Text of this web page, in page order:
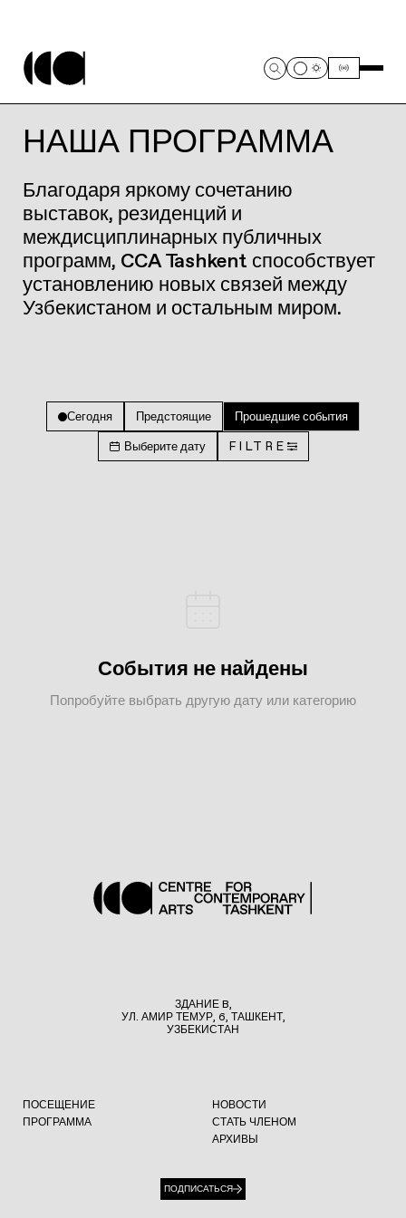
НАША ПРОГРАММА
Благодаря яркому сочетанию
выставок, резиденций и
междисциплинарных публичных
программ, CCA Tashkent способствует
установлению новых связей между
Узбекистаном и остальным миром.
Сегодня Предстоящие Прошедшие события
Выберите дату FILTRE
События не найдены
Попробуйте выбрать другую дату или категорию
ЗДАНИЕ B,
УЛ. АМИР ТЕМУР, 6, ТАШКЕНТ,
УЗБЕКИСТАН
ПОСЕЩЕНИЕ
ПРОГРАММА
НОВОСТИ
СТАТЬ ЧЛЕНОМ
АРХИВЫ
ПОДПИСАТЬСЯ